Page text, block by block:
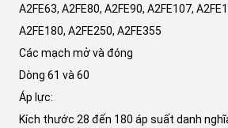
A2FE63, A2FE80, A2FE90, A2FE107,
A2FE180, A2FE250, A2FE355
Các mạch mở và đóng
Dòng 61 và 60
Áp lực:
Kích thước 28 đến 180 áp suất danh